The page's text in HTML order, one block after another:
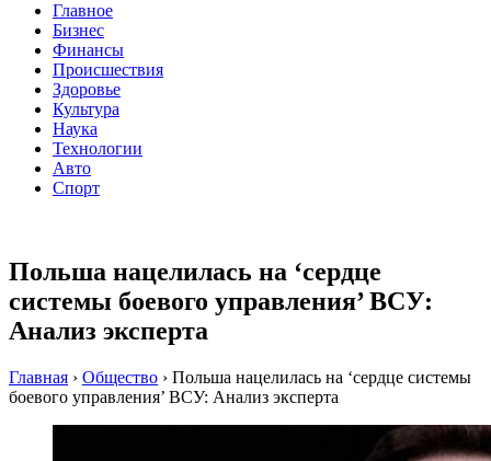
Главное
Бизнес
Финансы
Происшествия
Здоровье
Культура
Наука
Технологии
Авто
Спорт
Польша нацелилась на ‘сердце
системы боевого управления’ ВСУ:
Анализ эксперта
Главная › Общество › Польша нацелилась на ‘сердце системы
боевого управления’ ВСУ: Анализ эксперта